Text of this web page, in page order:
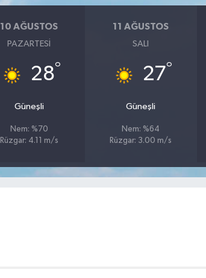
10 AĞUSTOS
PAZARTESI
28°
Güneşli
Nem: %70
Rüzgar: 4.11 m/s
11 AĞUSTOS
SALI
27°
Güneşli
Nem: %64
Rüzgar: 3.00 m/s